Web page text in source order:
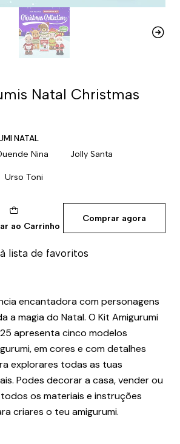
Natal Christmas
NATAL
Nina Jolly Santa
Urso Toni
ao Carrinho
Comprar agora
lista de favoritos
encantadora com personagens
a magia do Natal. O Kit Amigurumi
apresenta cinco modelos
em cores e com detalhes
explorares todas as tuas
Podes decorar a casa, vender ou
os materiais e instruções
criares o teu amigurumi.